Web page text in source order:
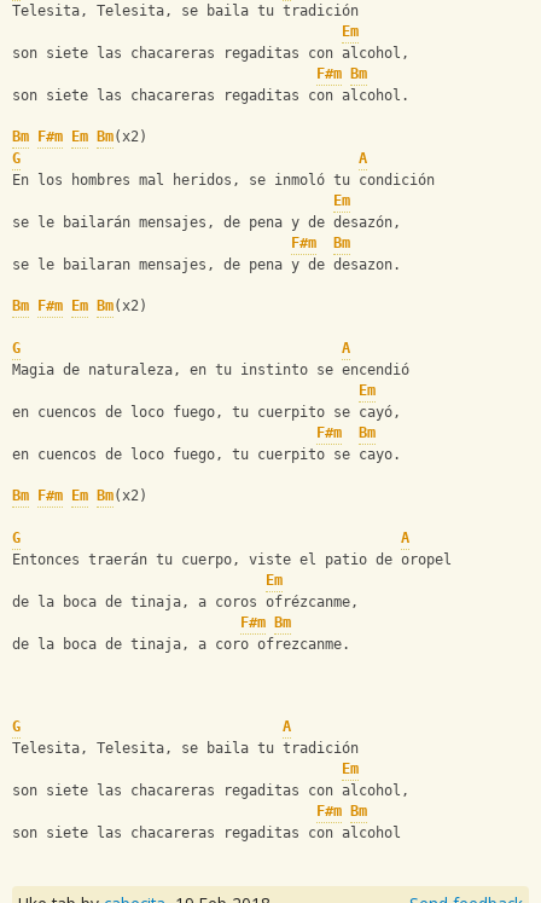
Telesita, Telesita, se baila tu tradición
Em
son siete las chacareras regaditas con alcohol,
F#m
Bm
son siete las chacareras regaditas con alcohol.
Bm F#m Em Bm(x2)
G
A
En los hombres mal heridos, se inmoló tu condición
Em
se le bailarán mensajes, de pena y de desazón,
F#m
Bm
se le bailaran mensajes, de pena y de desazon.
Bm F#m Em Bm(x2)
G
A
Magia de naturaleza, en tu instinto se encendió
Em
en cuencos de loco fuego, tu cuerpito se cayó,
F#m
Bm
en cuencos de loco fuego, tu cuerpito se cayo.
Bm F#m Em Bm(x2)
G
A
Entonces traerán tu cuerpo, viste el patio de oropel
Em
de la boca de tinaja, a coros ofrézcanme,
F#m
Bm
de la boca de tinaja, a coro ofrezcanme.
G
A
Telesita, Telesita, se baila tu tradición
Em
son siete las chacareras regaditas con alcohol,
F#m
Bm
son siete las chacareras regaditas con alcohol